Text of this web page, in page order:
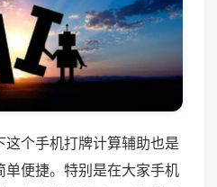
这个手机打牌计算辅助也是
单便捷。特别是在大家手机